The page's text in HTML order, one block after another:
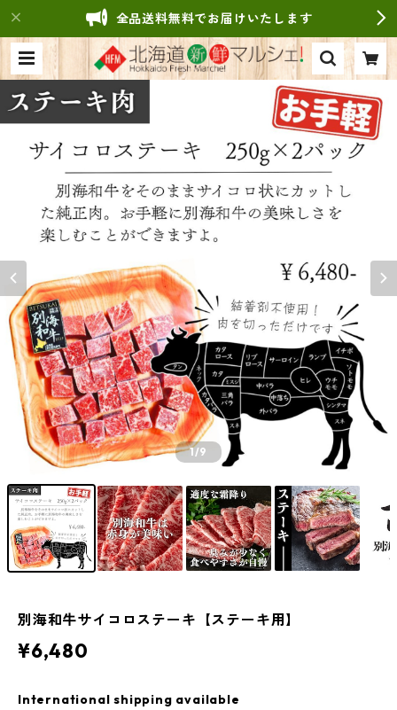
全品送料無料でお届けいたします
1/9
別海和牛サイコロステーキ【ステーキ用】
¥6,480
International shipping available